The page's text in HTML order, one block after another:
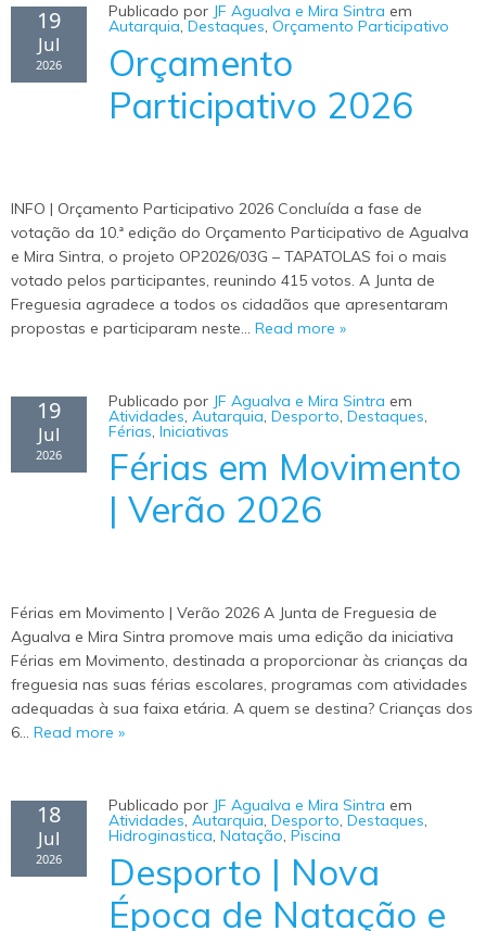
19
Jul
2026
Publicado por JF Agualva e Mira Sintra em
Autarquia,Destaques, Orçamento Participativo
Orçamento
Participativo 2026
INFO | Orçamento Participativo 2026 Concluída a fase de
votação da 10.ª edição do Orçamento Participativo de Agualva
e Mira Sintra, o projeto OP2026/03G – TAPATOLAS foi o mais
votado pelos participantes, reunindo 415 votos. A Junta de
Freguesia agradece a todos os cidadãos que apresentaram
propostas e participaram neste… Read more »
19
Jul
2026
Publicado por JF Agualva e Mira Sintra em
Atividades, Autarquia, Desporto, Destaques,
Férias, Iniciativas
Férias em Movimento
| Verão 2026
Férias em Movimento | Verão 2026 A Junta de Freguesia de
Agualva e Mira Sintra promove mais uma edição da iniciativa
Férias em Movimento, destinada a proporcionar às crianças da
freguesia nas suas férias escolares, programas com atividades
adequadas à sua faixa etária. A quem se destina? Crianças dos
6… Read more »
18
Jul
2026
Publicado por JF Agualva e Mira Sintra em
Atividades, Autarquia, Desporto, Destaques,
Hidroginastica, Natação, Piscina
Desporto | Nova
Época de Natação e